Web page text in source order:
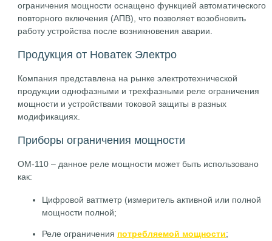
ограничения мощности оснащено функцией автоматического
повторного включения (АПВ), что позволяет возобновить
работу устройства после возникновения аварии.
Продукция от Новатек Электро
Компания представлена на рынке электротехнической
продукции однофазными и трехфазными реле ограничения
мощности и устройствами токовой защиты в разных
модификациях.
Приборы ограничения мощности
ОМ-110 – данное реле мощности может быть использовано
как:
Цифровой ваттметр (измеритель активной или полной
мощности полной;
Реле ограничения потребляемой мощности;